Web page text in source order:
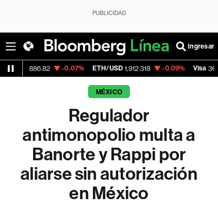
PUBLICIDAD
Ingresar
-0.07% ETH/USD 1,912.318 -0.09% Visa 362.50 -
MÉXICO
Regulador
antimonopolio multa a
Banorte y Rappi por
aliarse sin autorización
en México